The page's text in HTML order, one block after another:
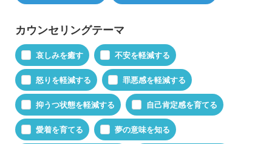
カウンセリングテーマ
哀しみを癒す 不安を軽減する
怒りを軽減する 罪悪感を軽減する
抑うつ状態を軽減する 自己肯定感を育てる
愛着を育てる 夢の意味を知る